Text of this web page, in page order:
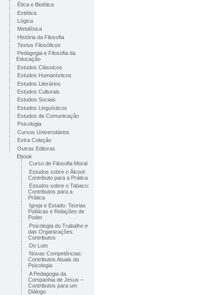
Ética e Bioética
Estética
Lógica
Metafísica
História da Filosofia
Textos Filosóficos
Pedagogia e Filosofia da
Educação
Estudos Clássicos
Estudos Humanísticos
Estudos Literários
Estudos Culturais
Estudos Sociais
Estudos Linguísticos
Estudos de Comunicação
Psicologia
Cursos Universitários
Extra Coleção
Outras Editoras
Ebook
Curso de Filosofia Moral
Estudos sobre o Álcool:
Contributo para a Prática
Estudos sobre o Tabaco:
Contributos para a
Prática
Igreja e Estado: Teorias
Políticas e Relações de
Poder
Psicologia do Trabalho e
das Organizações:
Contributos
Do Luto
Novas Competências:
Contributos Atuais da
Psicologia
A Pedagogia da
Companhia de Jesus –
Contributos para um
Diálogo